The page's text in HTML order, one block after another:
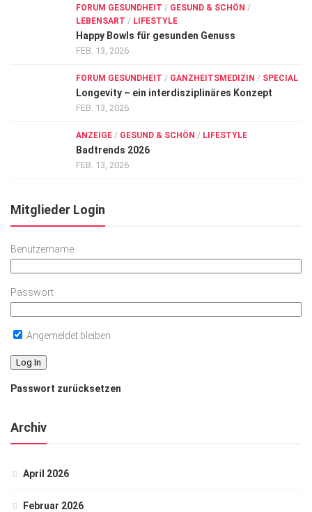
FORUM GESUNDHEIT / GESUND & SCHÖN /
LEBENSART / LIFESTYLE
Happy Bowls für gesunden Genuss
FEB. 13, 2026
FORUM GESUNDHEIT / GANZHEITSMEDIZIN / SPECIAL
Longevity – ein interdisziplinäres Konzept
FEB. 13, 2026
ANZEIGE / GESUND & SCHÖN / LIFESTYLE
Badtrends 2026
FEB. 13, 2026
Mitglieder Login
Benutzername
Passwort
Angemeldet bleiben
Passwort zurücksetzen
Archiv
April 2026
Februar 2026